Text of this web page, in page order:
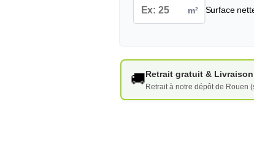
m² Surface
🚚Retrait gratuit &
Retrait à notre dépôt de Rouen